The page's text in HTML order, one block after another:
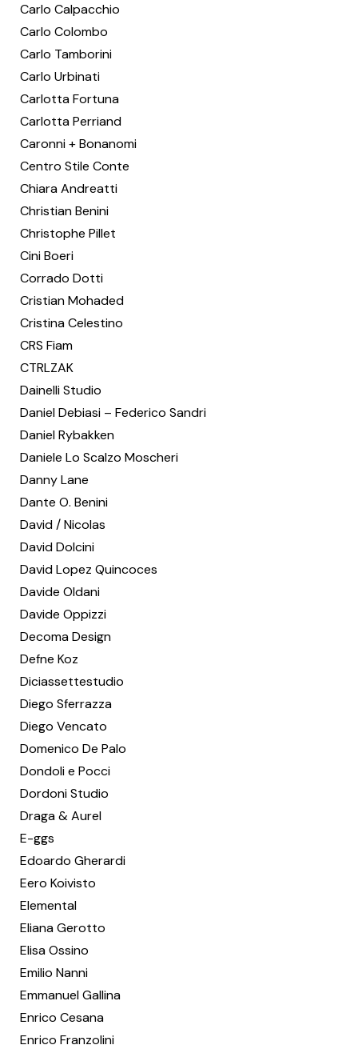
Carlo Calpacchio
Carlo Colombo
Carlo Tamborini
Carlo Urbinati
Carlotta Fortuna
Carlotta Perriand
Caronni + Bonanomi
Centro Stile Conte
Chiara Andreatti
Christian Benini
Christophe Pillet
Cini Boeri
Corrado Dotti
Cristian Mohaded
Cristina Celestino
CRS Fiam
CTRLZAK
Dainelli Studio
Daniel Debiasi – Federico Sandri
Daniel Rybakken
Daniele Lo Scalzo Moscheri
Danny Lane
Dante O. Benini
David / Nicolas
David Dolcini
David Lopez Quincoces
Davide Oldani
Davide Oppizzi
Decoma Design
Defne Koz
Diciassettestudio
Diego Sferrazza
Diego Vencato
Domenico De Palo
Dondoli e Pocci
Dordoni Studio
Draga & Aurel
E-ggs
Edoardo Gherardi
Eero Koivisto
Elemental
Eliana Gerotto
Elisa Ossino
Emilio Nanni
Emmanuel Gallina
Enrico Cesana
Enrico Franzolini